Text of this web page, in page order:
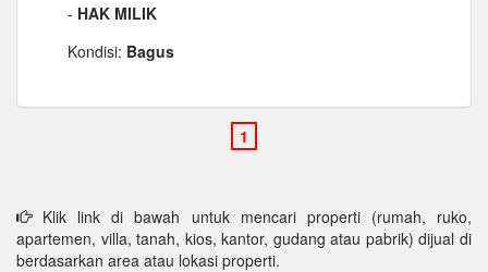
- HAK MILIK
Kondisi: Bagus
Klik link di bawah untuk mencari properti (rumah, ruko,
apartemen, villa, tanah, kios, kantor, gudang atau pabrik) dijual di
berdasarkan area atau lokasi properti.